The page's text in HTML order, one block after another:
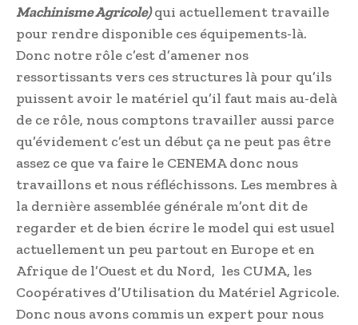
Machinisme Agricole)qui actuellement travaille
pour rendre disponible ces équipements-là.
Donc notre rôle c’est d’amener nos
ressortissants vers ces structures là pour qu’ils
puissent avoir le matériel qu’il faut mais au-delà
de ce rôle, nous comptons travailler aussi parce
qu’évidement c’est un début ça ne peut pas être
assez ce que va faire le CENEMA donc nous
travaillons et nous réfléchissons. Les membres à
la dernière assemblée générale m’ont dit de
regarder et de bien écrire le model qui est usuel
actuellement un peu partout en Europe et en
Afrique de l’Ouest et du Nord, les CUMA, les
Coopératives d’Utilisation du Matériel Agricole.
Donc nous avons commis un expert pour nous